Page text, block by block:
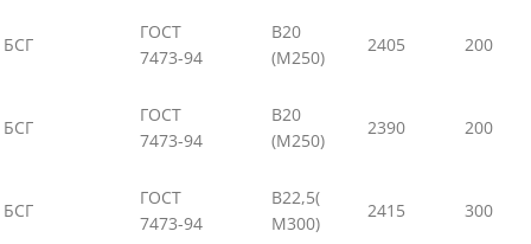
БСГ
ГОСТ
7473-94
В20
(М250)
2405 200
БСГ
ГОСТ
7473-94
В20
(М250)
2390 200
БСГ
ГОСТ
7473-94
В22,5(
М300)
2415 300